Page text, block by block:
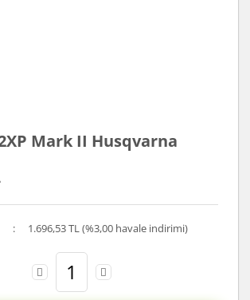
Mark II Husqvarna
1.696,53 TL (%3,00 havale indirimi)